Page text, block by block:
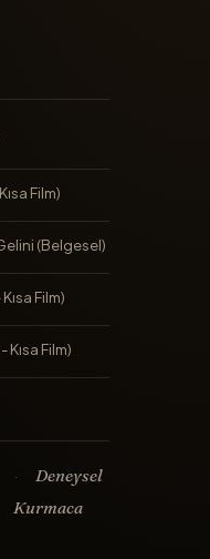
Film)
(Belgesel)
Film)
Film)
· Deneysel
Kurmaca